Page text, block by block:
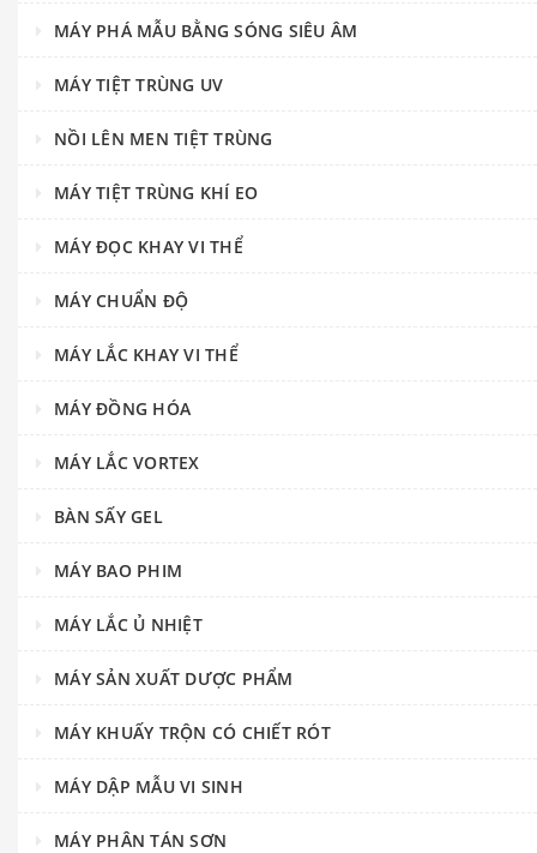
MÁY PHÁ MẪU BẰNG SÓNG SIÊU ÂM
MÁY TIỆT TRÙNG UV
NỒI LÊN MEN TIỆT TRÙNG
MÁY TIỆT TRÙNG KHÍ EO
MÁY ĐỌC KHAY VI THỂ
MÁY CHUẨN ĐỘ
MÁY LẮC KHAY VI THỂ
MÁY ĐỒNG HÓA
MÁY LẮC VORTEX
BÀN SẤY GEL
MÁY BAO PHIM
MÁY LẮC Ủ NHIỆT
MÁY SẢN XUẤT DƯỢC PHẨM
MÁY KHUẤY TRỘN CÓ CHIẾT RÓT
MÁY DẬP MẪU VI SINH
MÁY PHÂN TÁN SƠN